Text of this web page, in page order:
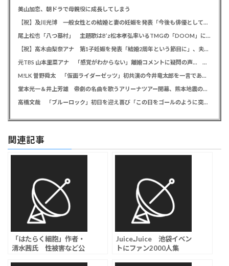
美山加恋、朝ドラで母親役に成長してしまう
【祝】及川光博 一般女性との結婚と妻の妊娠を発表「今後も俳優としてミッチーとして精進」
尾上松也「八つ墓村」 主題歌はB’z松本孝弘率いるTMGの「DOOM」に決定、メインビジュアル＆本予告編も解禁
【祝】高木由梨奈アナ 第1子妊娠を発表「結婚2周年という節目に」、夫は岸田タツヤ
元TBS 山本里菜アナ 「感覚がわからない」離婚コメントに疑問の声… シャンパンタワーの超豪華式も結婚生活は4年半で終止符
M!LK 曽野舜太 「仮面ライダーゼッツ」初共演の今井竜太郎を一言であらわすと「大きいゴールデンレトリバー
堂本光一＆井上芳雄 帝劇の名曲を歌うアリーナツアー開幕、熊本地震の募金箱も設置「ステージから元気を届けられる形になれば」
高橋文哉 「ブルーロック」初日を迎え喜び「この日をゴールのように突っ走ってきた」
関連記事
「はたらく細胞」作者・
清水茜氏 性被害など公
Juice₌Juice 池袋イベン
トにファン2000人集